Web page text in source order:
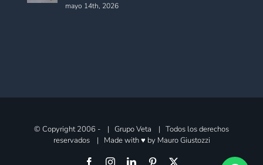
mayo 14th, 2026
© Copyright 2006 -
| Grupo Veta | Todos los derechos
reservados | Made with ♥ by Mauro Giustozzi
FacebookInstagramLinkedInPinterest